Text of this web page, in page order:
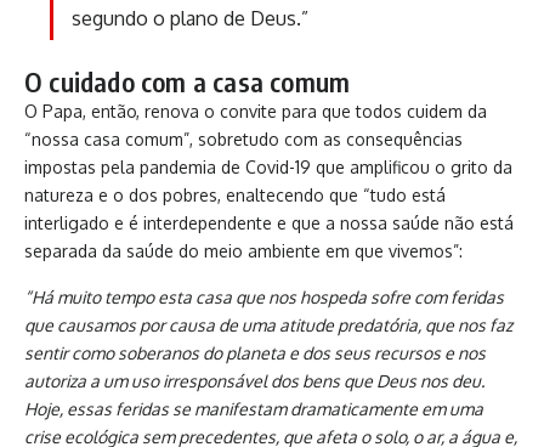
segundo o plano de Deus.”
O cuidado com a casa comum
O Papa, então, renova o convite para que todos cuidem da
“nossa casa comum”, sobretudo com as consequências
impostas pela pandemia de Covid-19 que amplificou o grito da
natureza e o dos pobres, enaltecendo que “tudo está
interligado e é interdependente e que a nossa saúde não está
separada da saúde do meio ambiente em que vivemos”:
“Há muito tempo esta casa que nos hospeda sofre com feridas
que causamos por causa de uma atitude predatória, que nos faz
sentir como soberanos do planeta e dos seus recursos e nos
autoriza a um uso irresponsável dos bens que Deus nos deu.
Hoje, essas feridas se manifestam dramaticamente em uma
crise ecológica sem precedentes, que afeta o solo, o ar, a água e,